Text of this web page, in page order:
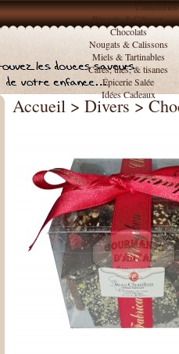
Confiseries
Biscuits & Gâteaux
Chocolats
Nougats & Calissons
Miels & Tartinables
Cafés, thés, & tisanes
Épicerie Salée
Idées Cadeaux
Accueil > Divers >